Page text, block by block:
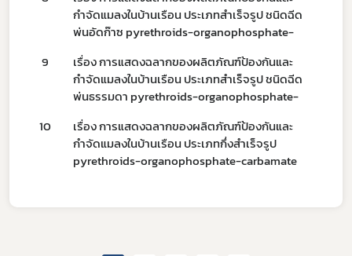
กำจัดแมลงในบ้านเรือน ประเภทสำเร็จรูป ชนิดฉีด
พ่นอัดก๊าซ pyrethroids-organophosphate-
9
เรื่อง การแสดงฉลากของผลิตภัณฑ์ป้องกันและ
กำจัดแมลงในบ้านเรือน ประเภทสำเร็จรูป ชนิดฉีด
พ่นธรรมดา pyrethroids-organophosphate-
10
เรื่อง การแสดงฉลากของผลิตภัณฑ์ป้องกันและ
กำจัดแมลงในบ้านเรือน ประเภทกึ่งสำเร็จรูป
pyrethroids-organophosphate-carbamate